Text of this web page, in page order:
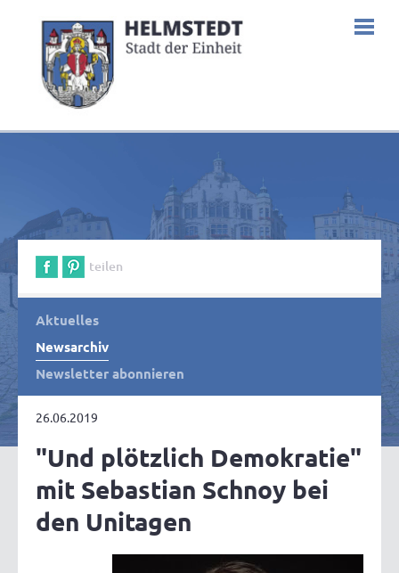
teilen
Aktuelles
Newsarchiv
Newsletter abonnieren
26.06.2019
"Und plötzlich Demokratie"
mit Sebastian Schnoy bei
den Unitagen